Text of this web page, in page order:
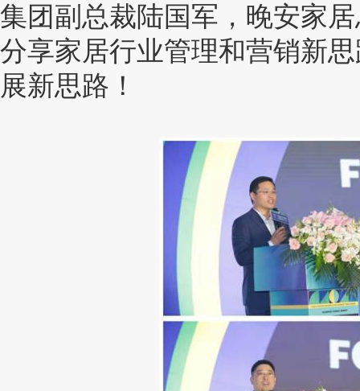
集团副总裁陆国军，晚安家
分享家居行业管理和营销新
展新思路！